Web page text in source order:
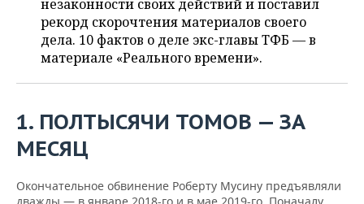
ТЕЛЕКОММУНИКАЦИИ
БИЗНЕС-БРАНЧИ
ONLINE-КОНФЕРЕНЦИИ
ФУТБОЛ
ХОККЕЙ
ВОЛЕЙБОЛ
НОВОСТИ ОБЩЕСТВА
ВЛАСТЬ
ИСТОРИЯ
ФОТОГАЛЕРЕЯ
СЮЖЕТЫ
СПИСОК ПЕРСОН
ПОЛНАЯ ВЕРСИЯ
незаконности своих действий и поставил
рекорд скорочтения материалов своего
дела. 10 фактов о деле экс-главы ТФБ — в
материале «Реального времени».
1. ПОЛТЫСЯЧИ ТОМОВ — ЗА
МЕСЯЦ
Окончательное обвинение Роберту Мусину предъявляли